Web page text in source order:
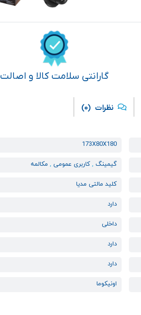
گارانتی سلامت کالا و اصالت
نظرات (0)
173X80X180
گیمینگ , کاربری عمومی , مکالمه
کلید مالتی مدیا
دارد
داخلی
دارد
دارد
اونیکوما